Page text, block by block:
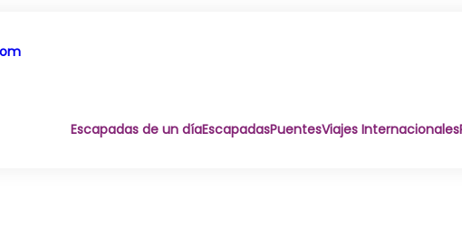
Escapadas de un díaEscapadasPuentesViajes Internacionales